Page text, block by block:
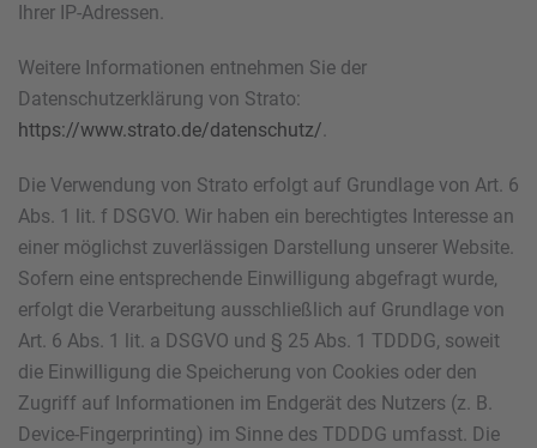
Ihrer IP-Adressen.
Weitere Informationen entnehmen Sie der
Datenschutzerklärung von Strato:
https://www.strato.de/datenschutz/.
Die Verwendung von Strato erfolgt auf Grundlage von Art. 6
Abs. 1 lit. f DSGVO. Wir haben ein berechtigtes Interesse an
einer möglichst zuverlässigen Darstellung unserer Website.
Sofern eine entsprechende Einwilligung abgefragt wurde,
erfolgt die Verarbeitung ausschließlich auf Grundlage von
Art. 6 Abs. 1 lit. a DSGVO und § 25 Abs. 1 TDDDG, soweit
die Einwilligung die Speicherung von Cookies oder den
Zugriff auf Informationen im Endgerät des Nutzers (z. B.
Device-Fingerprinting) im Sinne des TDDDG umfasst. Die